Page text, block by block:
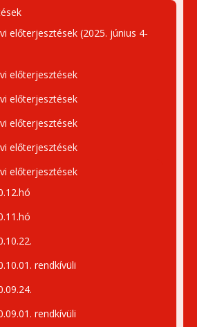
előterjesztések (2025. június 4-
előterjesztések
előterjesztések
előterjesztések
előterjesztések
előterjesztések
rendkívüli
rendkívüli